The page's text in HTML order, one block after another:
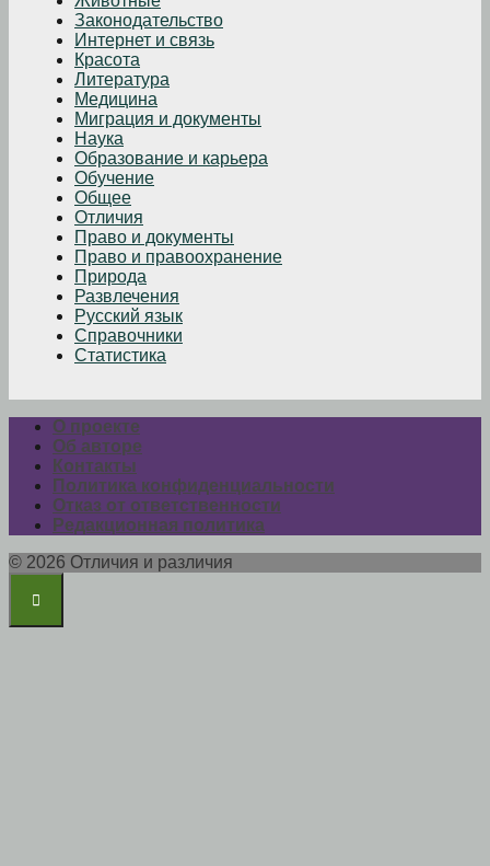
Законодательство
Интернет и связь
Красота
Литература
Медицина
Миграция и документы
Наука
Образование и карьера
Обучение
Общее
Отличия
Право и документы
Право и правоохранение
Природа
Развлечения
Русский язык
Справочники
Статистика
О проекте
Об авторе
Контакты
Политика конфиденциальности
Отказ от ответственности
Редакционная политика
© 2026 Отличия и различия